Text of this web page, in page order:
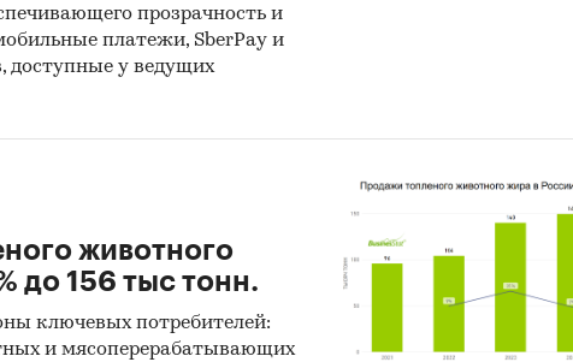
производителей
прозрачность и
платежи, SberPay и
доступные у ведущих
животного
до 156 тыс тонн.
ключевых потребителей:
и мясоперерабатывающих